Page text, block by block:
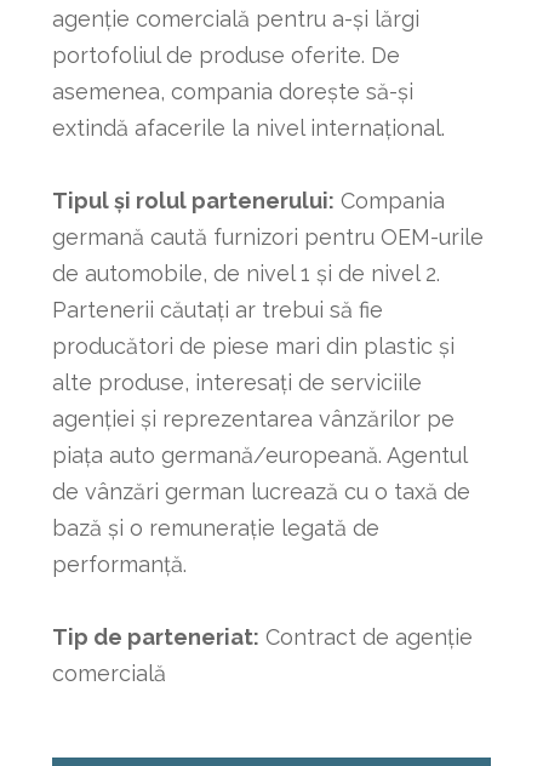
agenție comercială pentru a-și lărgi
portofoliul de produse oferite. De
asemenea, compania dorește să-și
extindă afacerile la nivel internațional.
Tipul și rolul partenerului: Compania
germană caută furnizori pentru OEM-urile
de automobile, de nivel 1 și de nivel 2.
Partenerii căutați ar trebui să fie
producători de piese mari din plastic și
alte produse, interesați de serviciile
agenției și reprezentarea vânzărilor pe
piața auto germană/europeană. Agentul
de vânzări german lucrează cu o taxă de
bază și o remunerație legată de
performanță.
Tip de parteneriat: Contract de agenție
comercială